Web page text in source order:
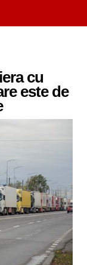
cu
este de